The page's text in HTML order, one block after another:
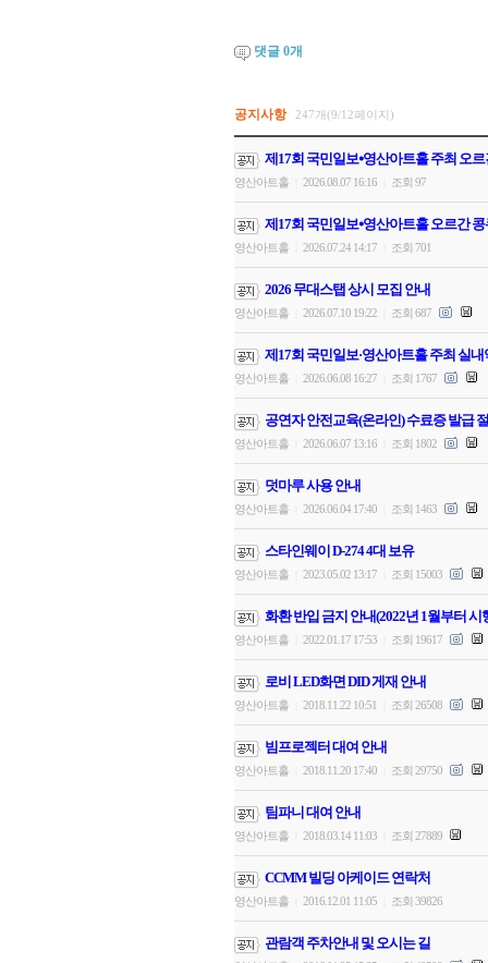
댓글 0개
공지사항 247개(9/12페이지)
제17회 국민일보⦁영산아트홀 주최 오
영산아트홀 2026.08.07 16:16 조회 97
제17회 국민일보⦁영산아트홀 오르간
영산아트홀 2026.07.24 14:17 조회 701
2026 무대스탭 상시 모집 안내
영산아트홀 2026.07.10 19:22 조회 687
제17회 국민일보·영산아트홀 주최 실
영산아트홀 2026.06.08 16:27 조회 1767
공연자 안전교육(온라인) 수료증 발급
영산아트홀 2026.06.07 13:16 조회 1802
덧마루 사용 안내
영산아트홀 2026.06.04 17:40 조회 1463
스타인웨이 D-274 4대 보유
영산아트홀 2023.05.02 13:17 조회 15003
화환 반입 금지 안내(2022년 1월부터 시
영산아트홀 2022.01.17 17:53 조회 19617
로비 LED화면 DID 게재 안내
영산아트홀 2018.11.22 10:51 조회 26508
빔프로젝터 대여 안내
영산아트홀 2018.11.20 17:40 조회 29750
팀파니 대여 안내
영산아트홀 2018.03.14 11:03 조회 27889
CCMM 빌딩 아케이드 연락처
영산아트홀 2016.12.01 11:05 조회 39826
관람객 주차안내 및 오시는 길